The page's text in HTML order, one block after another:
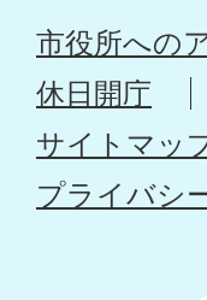
市役所への
休日開庁
サイトマッ
プライバシ